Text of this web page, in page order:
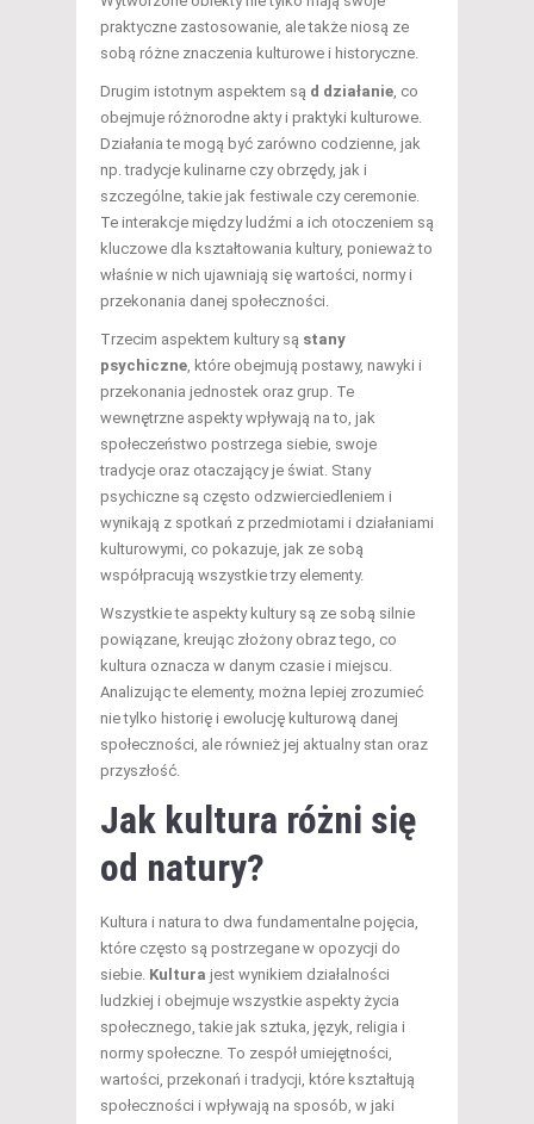
praktyczne zastosowanie, ale także niosą ze
sobą różne znaczenia kulturowe i historyczne.
Drugim istotnym aspektem są d działanie , co
obejmuje różnorodne akty i praktyki kulturowe.
Działania te mogą być zarówno codzienne, jak
np. tradycje kulinarne czy obrzędy, jak i
szczególne, takie jak festiwale czy ceremonie.
Te interakcje między ludźmi a ich otoczeniem są
kluczowe dla kształtowania kultury, ponieważ to
właśnie w nich ujawniają się wartości, normy i
przekonania danej społeczności.
Trzecim aspektem kultury są stany
psychiczne , które obejmują postawy, nawyki i
przekonania jednostek oraz grup. Te
wewnętrzne aspekty wpływają na to, jak
społeczeństwo postrzega siebie, swoje
tradycje oraz otaczający je świat. Stany
psychiczne są często odzwierciedleniem i
wynikają z spotkań z przedmiotami i działaniami
kulturowymi, co pokazuje, jak ze sobą
współpracują wszystkie trzy elementy.
Wszystkie te aspekty kultury są ze sobą silnie
powiązane, kreując złożony obraz tego, co
kultura oznacza w danym czasie i miejscu.
Analizując te elementy, można lepiej zrozumieć
nie tylko historię i ewolucję kulturową danej
społeczności, ale również jej aktualny stan oraz
przyszłość.
Jak kultura różni się
od natury?
Kultura i natura to dwa fundamentalne pojęcia,
które często są postrzegane w opozycji do
siebie. Kultura jest wynikiem działalności
ludzkiej i obejmuje wszystkie aspekty życia
społecznego, takie jak sztuka, język, religia i
normy społeczne. To zespół umiejętności,
wartości, przekonań i tradycji, które kształtują
społeczności i wpływają na sposób, w jaki